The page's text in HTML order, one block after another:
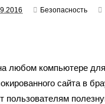
Безопасность
любом компьютере
сайта в
пользователям